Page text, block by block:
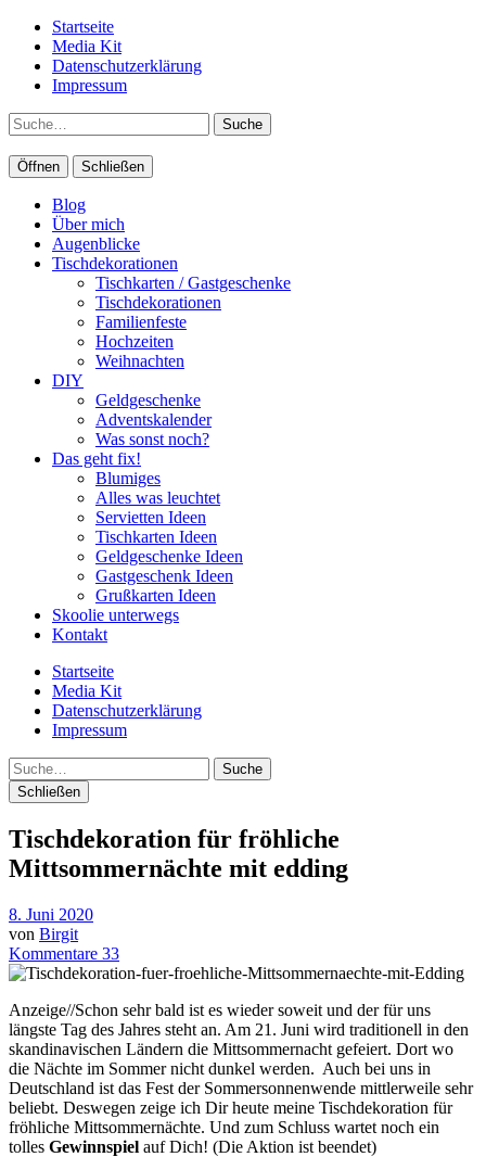
Startseite
Media Kit
Datenschutzerklärung
Impressum
Suche
Öffnen Schließen
Blog
Über mich
Augenblicke
Tischdekorationen
Tischkarten / Gastgeschenke
Tischdekorationen
Familienfeste
Hochzeiten
Weihnachten
DIY
Geldgeschenke
Adventskalender
Was sonst noch?
Das geht fix!
Blumiges
Alles was leuchtet
Servietten Ideen
Tischkarten Ideen
Geldgeschenke Ideen
Gastgeschenk Ideen
Grußkarten Ideen
Skoolie unterwegs
Kontakt
Startseite
Media Kit
Datenschutzerklärung
Impressum
Suche
Schließen
Tischdekoration für fröhliche
Mittsommernächte mit edding
8. Juni 2020
von Birgit
Kommentare 33
Anzeige//Schon sehr bald ist es wieder soweit und der für uns
längste Tag des Jahres steht an. Am 21. Juni wird traditionell in den
skandinavischen Ländern die Mittsommernacht gefeiert. Dort wo
die Nächte im Sommer nicht dunkel werden. Auch bei uns in
Deutschland ist das Fest der Sommersonnenwende mittlerweile sehr
beliebt. Deswegen zeige ich Dir heute meine Tischdekoration für
fröhliche Mittsommernächte. Und zum Schluss wartet noch ein
tolles Gewinnspiel auf Dich! (Die Aktion ist beendet)